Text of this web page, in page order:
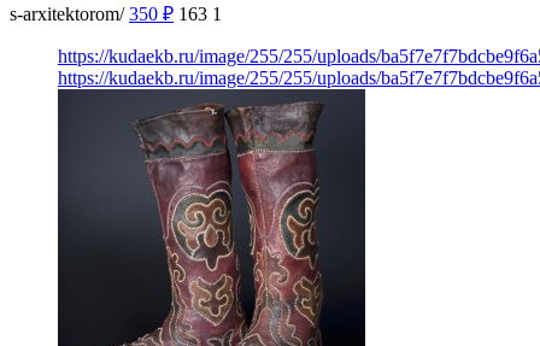
s-arxitektorom/ 350 ₽ 163 1
https://kudaekb.ru/image/255/255/uploads/
https://kudaekb.ru/image/255/255/uploads/